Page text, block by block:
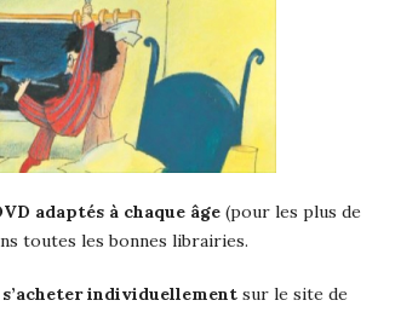
adaptés à chaque âge (pour les plus de
toutes les bonnes librairies.
individuellement sur le site de